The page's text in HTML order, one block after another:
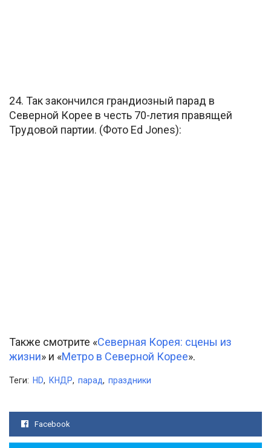
24. Так закончился грандиозный парад в
Северной Корее в честь 70-летия правящей
Трудовой партии. (Фото Ed Jones):
Также смотрите «Северная Корея: сцены из
жизни» и «Метро в Северной Корее».
Теги: HD, КНДР, парад, праздники
Facebook